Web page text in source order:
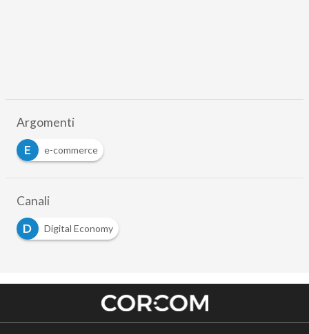
Argomenti
E
e-commerce
Canali
D
Digital Economy